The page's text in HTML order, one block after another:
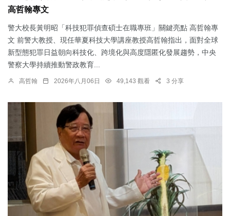
高哲翰專文
警大校長黃明昭「科技犯罪偵查碩士在職專班」關鍵亮點 高哲翰專
文 前警大教授、現任華夏科技大學講座教授高哲翰指出，面對全球
新型態犯罪日益朝向科技化、跨境化與高度隱匿化發展趨勢，中央
警察大學持續推動警政教育...
高哲翰 2026年八月06日 49,143 觀看 3 分享